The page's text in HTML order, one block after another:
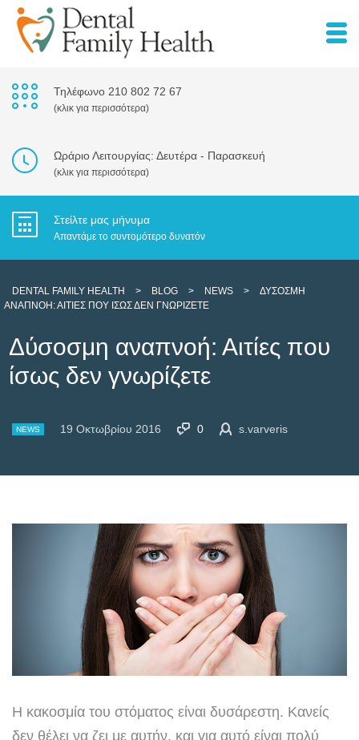
Τηλέφωνο 210 802 72 67
(κλικ για περισσότερα)
Ωράριο Λειτουργίας: Δευτέρα - Παρασκευή
(κλικ για περισσότερα)
Στείλτε μας μήνυμα
Απαντάμε το συντομότερο δυνατόν
DENTAL FAMILY HEALTH > BLOG > NEWS >
ΔΎΣΟΣΜΗ
ΑΝΑΠΝΟΉ: ΑΙΤΊΕΣ ΠΟΥ ΊΣΩΣ ΔΕΝ ΓΝΩΡΊΖΕΤΕ
Δύσοσμη αναπνοή: Αιτίες που
ίσως δεν γνωρίζετε
NEWS 19 Οκτωβρίου 2016 0 s.varveris
Η κακοσμία του στόματος είναι δυσάρεστη. Κανείς
δεν θέλει να ζει με αυτήν, και για αυτό είναι πολύ